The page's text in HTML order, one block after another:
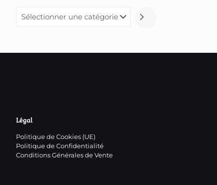
Sélectionner
une
Légal
Politique de Cookies (UE)
Politique de Confidentialité
Conditions Générales de Vente